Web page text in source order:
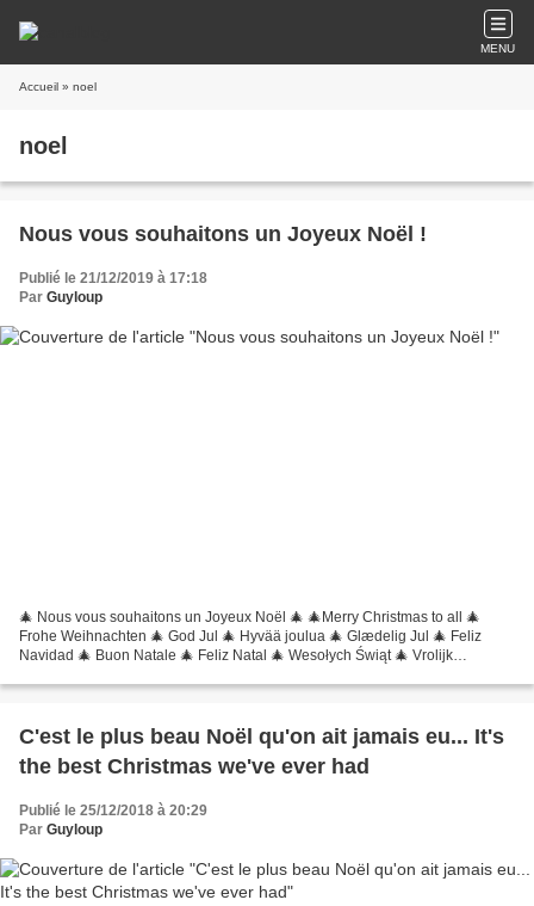
MENU
Accueil » noel
noel
Nous vous souhaitons un Joyeux Noël !
Publié le 21/12/2019 à 17:18
Par Guyloup
🎄 Nous vous souhaitons un Joyeux Noël 🎄 🎄Merry Christmas to all 🎄
Frohe Weihnachten 🎄 God Jul 🎄 Hyvää joulua 🎄 Glædelig Jul 🎄 Feliz
Navidad 🎄 Buon Natale 🎄 Feliz Natal 🎄 Wesołych Świąt 🎄 Vrolijk
C'est le plus beau Noël qu'on ait jamais eu... It's
the best Christmas we've ever had
Publié le 25/12/2018 à 20:29
Par Guyloup